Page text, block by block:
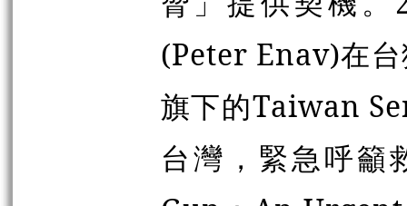
(Peter Enav)在
旗下的Taiwan
台灣，緊急呼